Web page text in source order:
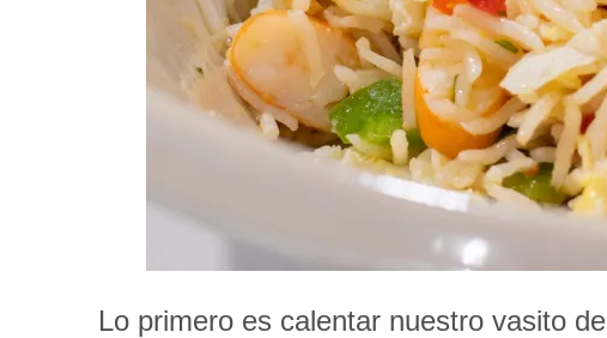
Lo primero es calentar nuestro vasito de